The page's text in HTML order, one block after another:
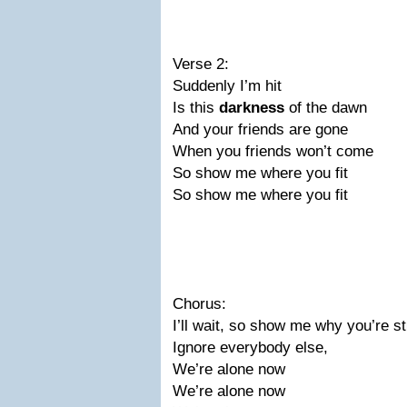
Verse 2:
Suddenly I’m hit
Is this darkness of the dawn
And your friends are gone
When you friends won’t come
So show me where you fit
So show me where you fit
Chorus:
I’ll wait, so show me why you’re
Ignore everybody else,
We’re alone now
We’re alone now